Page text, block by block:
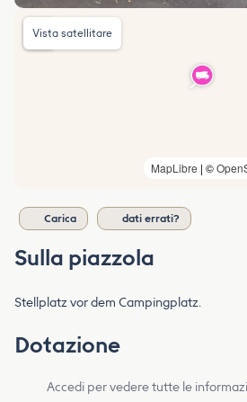
MapLibre | ©
Vista satellitare
Carica dati errati?
Sulla piazzola
Stellplatz vor dem Campingplatz.
Dotazione
Accedi per vedere tutte le